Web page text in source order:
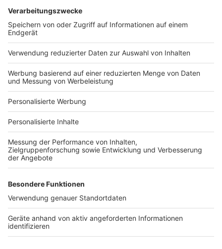
Services
Bauprojekt-Quiz
Häuser-Suche
Hausanbieter-Suche
Bauprojekt-Profil
Für Unternehmen
Ihre Baufirma auf bauen.de
Kostenloses Infogespräch